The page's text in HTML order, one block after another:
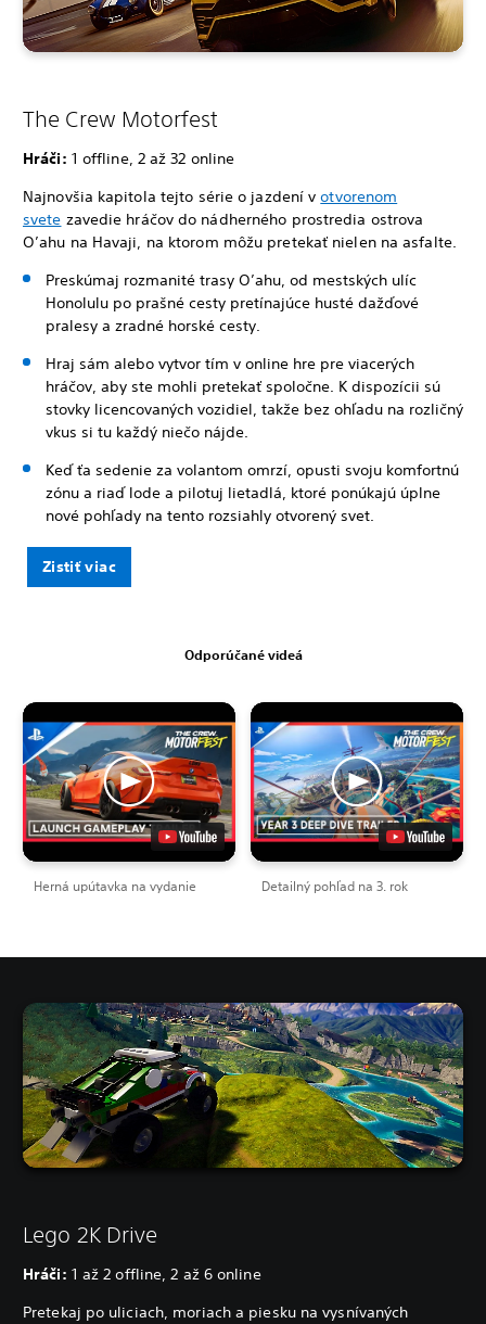
The Crew Motorfest
Hráči: 1 offline, 2 až 32 online
Najnovšia kapitola tejto série o jazdení votvorenom
svete zavedie hráčov do nádherného prostredia ostrova
O’ahu na Havaji, na ktorom môžu pretekať nielen na asfalte.
Preskúmaj rozmanité trasy O’ahu, od mestských ulíc
Honolulu po prašné cesty pretínajúce husté dažďové
pralesy a zradné horské cesty.
Hraj sám alebo vytvor tím v online hre pre viacerých
hráčov, aby ste mohli pretekať spoločne. K dispozícii sú
stovky licencovaných vozidiel, takže bez ohľadu na rozličný
vkus si tu každý niečo nájde.
Keď ťa sedenie za volantom omrzí, opusti svoju komfortnú
zónu a riaď lode a pilotuj lietadlá, ktoré ponúkajú úplne
nové pohľady na tento rozsiahly otvorený svet.
Zistiť viac
Odporúčané videá
Herná upútavka na vydanie Detailný pohľad na 3. rok
Lego 2K Drive
Hráči: 1 až 2 offline, 2 až 6 online
Pretekaj po uliciach, moriach a piesku na vysnívaných